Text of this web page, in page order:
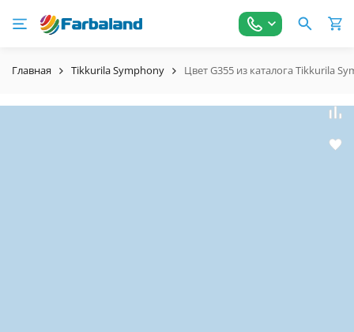
Главная Tikkurila Symphony Цвет G355 из каталога Tikkurila